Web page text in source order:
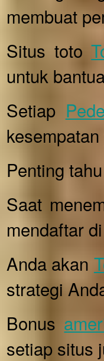
membuat
Situs toto
untuk
Setiap
Penting
Saat
mendaftar
Anda akan
strategi
Bonus
setiap situs